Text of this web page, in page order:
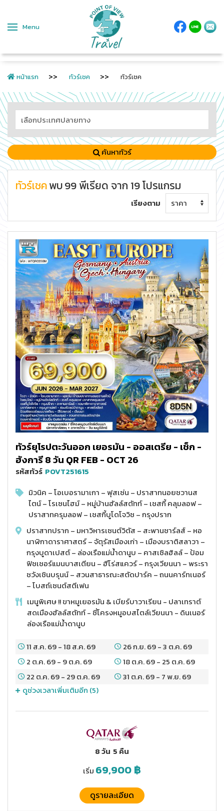
Menu
หน้าแรก ทัวร์เชค ทัวร์เชค
ค้นหาทัวร์
ทัวร์เชคพบ99พีเรียด จาก 19โปรแกรม
เรียงตาม
ทัวร์ยุโรปตะวันออก เยอรมัน - ออสเตรีย - เช็ก -
ฮังการี 8 วัน QR FEB - OCT 26
รหัสทัวร์ POVT251615
มิวนิค – โอเบอรามาเกา – ฟุสเซ่น – ปราสาทนอยชวานส
ไตน์ – โรเซนไฮม์ – หมู่บ้านฮัลล์สตัทท์ – เชสกี้ คลุมลอฟ –
ปราสาทครุมลอฟ – เชสกี้บูโดโจวิช – กรุงปราก
ปราสาทปราก – มหาวิหารเซนต์วิตัส – สะพานชาร์ลส์ – หอ
นาฬิกาดาราศาสตร์ – จัตุรัสเมืองเก่า – เมืองบราติสลาวา –
กรุงบูดาเปสต์ – ล่องเรือแม่น้ำดานูบ – คาสเซิลฮิลล์ – ป้อม
ฟิชเชอร์แมนบาสเตียน – ฮีโร่สแควร์ – กรุงเวียนนา – พระรา
ชวังเชินบรุนน์ – สวนสาธารณะสตัดปาร์ค – ถนนคาร์ทเนอร์
– โบสถ์เซนต์สตีเฟน
เมนูพิเศษ !! ขาหมูเยอรมัน & เบียร์บาวาเรียน - ปลาเทราต์
สดเมืองฮัลล์สตัทท์ - ซี่โครงหมูอบสไตล์เวียนนา - ดินเนอร์
ล่องเรือแม่น้ำดานูบ
11 ส.ค. 69-18 ส.ค. 69 26 ก.ย. 69-3 ต.ค. 69
2 ต.ค. 69- 9 ต.ค. 69 18 ต.ค. 69- 25 ต.ค. 69
22 ต.ค. 69- 29 ต.ค. 69 31 ต.ค. 69- 7 พ.ย. 69
ดูช่วงเวลาเพิ่มเติมอีก (5)
8 วัน 5 คืน
เริ่ม 69,900฿
ดูรายละเอียด